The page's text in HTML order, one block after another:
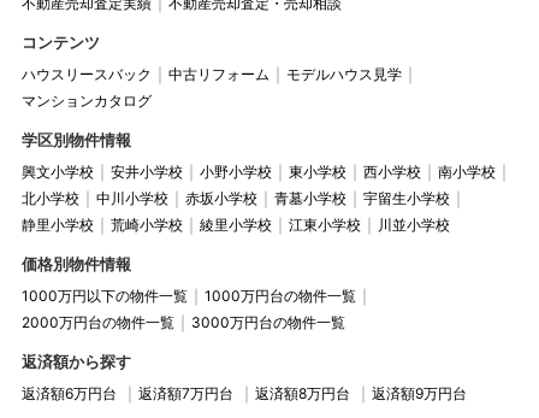
コンテンツ
ハウスリースバック 中古リフォーム
モデルハウス見学
マンションカタログ
学区別物件情報
興文小学校 安井小学校 小野小学校 東小学校 西小学校
南小学校
北小学校
中川小学校 赤坂小学校 青墓小学校
宇留生小学校
静里小学校
荒崎小学校 綾里小学校 江東小学校 川並小学校
価格別物件情報
1000万円以下の物件一覧
1000万円台の物件一覧
2000万円台の物件一覧
3000万円台の物件一覧
返済額から探す
返済額6万円台 返済額7万円台 返済額8万円台 返済額9万円台